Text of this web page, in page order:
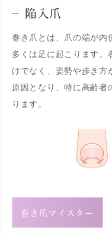
陥入爪
巻き爪とは、爪の端が内
多くは足に起こります。
けでなく、姿勢や歩き方
原因となり、特に高齢者
ります。
巻き爪マイスター